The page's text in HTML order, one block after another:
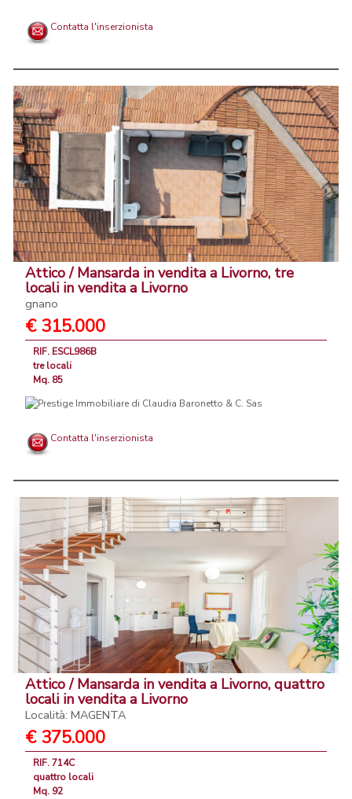
Contatta l'inserzionista
Attico / Mansarda in vendita a Livorno, tre
locali in vendita a Livorno
gnano
€ 315.000
RIF. ESCL986B
tre locali
Mq. 85
Contatta l'inserzionista
Attico / Mansarda in vendita a Livorno, quattro
locali in vendita a Livorno
Località: MAGENTA
€ 375.000
RIF. 714C
quattro locali
Mq. 92